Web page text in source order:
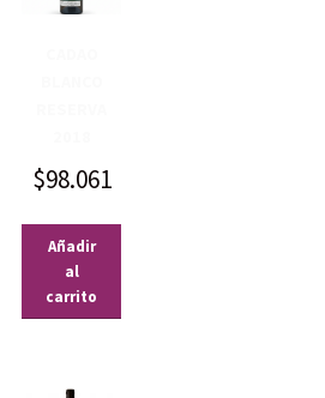
$98.061
Añadir
al
carrito